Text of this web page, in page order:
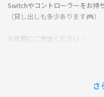
Switchやコントローラーをお持
（貸し出しも多少あります🎮）
お気軽にご参加ください✨
さ